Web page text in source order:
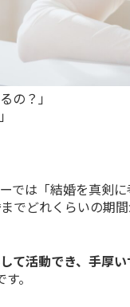
の？」
では「結婚を真剣
でどれくらいの期
て活動でき、手厚
。